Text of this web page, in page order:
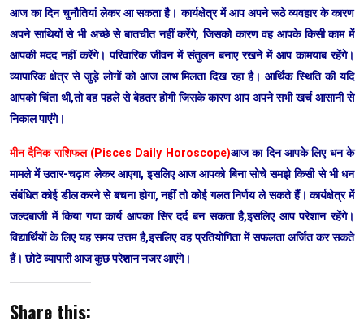
आज का दिन चुनौतियां लेकर आ सकता है। कार्यक्षेत्र में आप अपने रूठे व्यवहार के कारण
अपने साथियों से भी अच्छे से बातचीत नहीं करेंगे, जिसको कारण वह आपके किसी काम में
आपकी मदद नहीं करेंगे। परिवारिक जीवन में संतुलन बनाए रखने में आप कामयाब रहेंगे।
व्यापारिक क्षेत्र से जुड़े लोगों को आज लाभ मिलता दिख रहा है। आर्थिक स्थिति की यदि
आपको चिंता थी,तो वह पहले से बेहतर होगी जिसके कारण आप अपने सभी खर्च आसानी से
निकाल पाएंगे।
मीन दैनिक राशिफल (Pisces Daily Horoscope)आज का दिन आपके लिए धन के
मामले में उतार-चढ़ाव लेकर आएगा, इसलिए आज आपको बिना सोचे समझे किसी से भी धन
संबंधित कोई डील करने से बचना होगा, नहीं तो कोई गलत निर्णय ले सकते हैं। कार्यक्षेत्र में
जल्दबाजी में किया गया कार्य आपका सिर दर्द बन सकता है,इसलिए आप परेशान रहेंगे।
विद्यार्थियों के लिए यह समय उत्तम है,इसलिए वह प्रतियोगिता में सफलता अर्जित कर सकते
हैं। छोटे व्यापारी आज कुछ परेशान नजर आएंगे।
Share this: